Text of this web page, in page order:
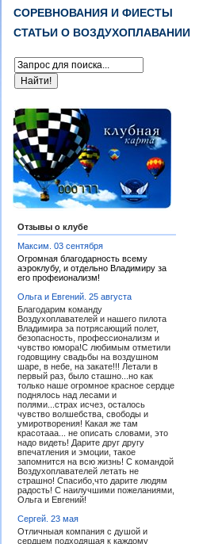
СОРЕВНОВАНИЯ И ФИЕСТЫ
СТАТЬИ О ВОЗДУХОПЛАВАНИИ
Отзывы о клубе
Максим. 03 сентября
Огромная благодарность всему
аэроклубу, и отдельно Владимиру за
его профеионализм!
Ольга и Евгений. 25 августа
Благодарим команду
Воздухоплавателей и нашего пилота
Владимира за потрясающий полет,
безопасность, профессионализм и
чувство юмора!С любимым отметили
годовщину свадьбы на воздушном
шаре, в небе, на закате!!! Летали в
первый раз, было сташно...но как
только наше огромное красное сердце
поднялось над лесами и
полями...страх исчез, осталось
чувство волшебства, свободы и
умиротворения! Какая же там
красотааа... не описать словами, это
надо видеть! Дарите друг другу
впечатления и эмоции, такое
запомнится на всю жизнь! С командой
Воздухоплавателей летать не
страшно! Спасибо,что дарите людям
радость! С наилучшими пожеланиями,
Ольга и Евгений!
Сергей. 23 мая
Отличныая компания с душой и
сердцем подходящая к каждому